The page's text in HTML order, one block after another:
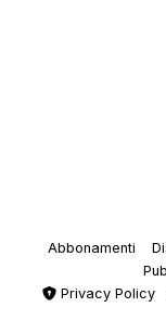
Abbonamenti
Privacy Policy